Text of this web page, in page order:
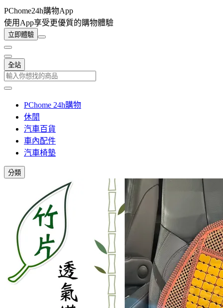
PChome24h購物App
使用App享受更優質的購物體驗
立即體驗
全站
PChome 24h購物
休閒
汽車百貨
車內配件
汽車椅墊
分類